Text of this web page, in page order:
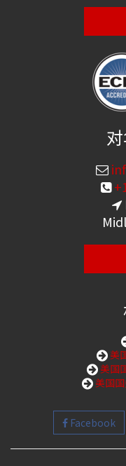
美
美国
美国国
Facebook